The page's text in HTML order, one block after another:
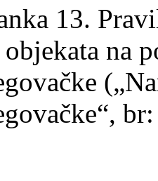
13.
na